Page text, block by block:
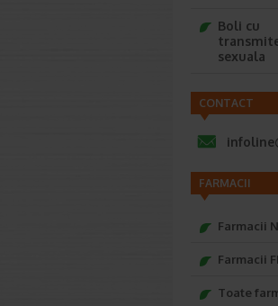
Boli cu
sexuala
CONTACT
FARMACII
Farmacii
Farmacii
Toate